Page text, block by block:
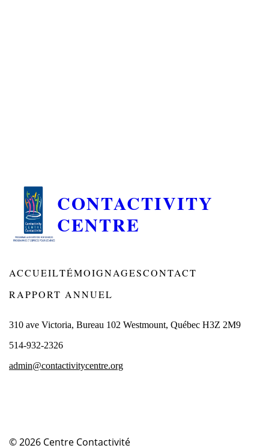
CONTACTIVITY
CENTRE
ACCUEILTÉMOIGNAGESCONTACT
RAPPORT ANNUEL
310 ave Victoria, Bureau 102 Westmount, Québec H3Z 2M9
514-932-2326
admin@contactivitycentre.org
© 2026 Centre Contactivité